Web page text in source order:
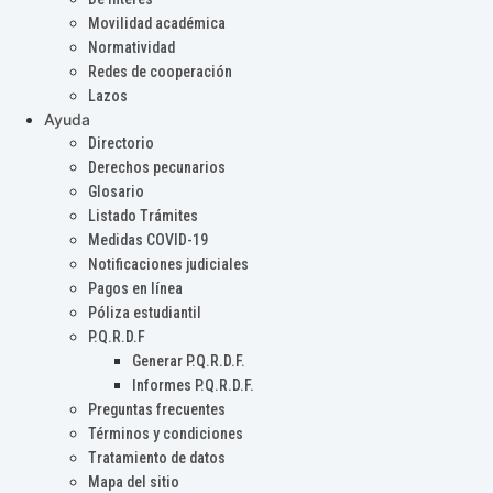
Movilidad académica
Normatividad
Redes de cooperación
Lazos
Ayuda
Directorio
Derechos pecunarios
Glosario
Listado Trámites
Medidas COVID-19
Notificaciones judiciales
Pagos en línea
Póliza estudiantil
P.Q.R.D.F
Generar P.Q.R.D.F.
Informes P.Q.R.D.F.
Preguntas frecuentes
Términos y condiciones
Tratamiento de datos
Mapa del sitio